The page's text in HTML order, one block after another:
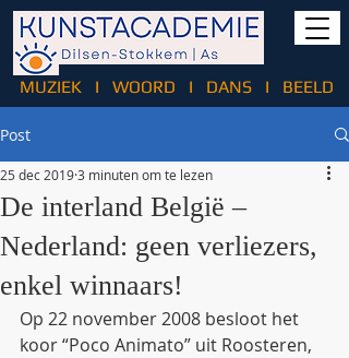
MUZIEK I WOORD I DANS I BEELD
Post
De interland België –
Nederland: geen verliezers,
enkel winnaars!
25 dec 20193 minuten om te lezen
Op 22 november 2008 besloot het
koor “Poco Animato” uit Roosteren,